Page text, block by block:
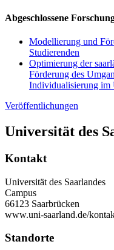
Abgeschlossene
Modellierung und
Studierenden
Optimierung der
Förderung des
Individualisierung im
Veröffentlichungen
Universität des
Kontakt
Universität des Saarlandes
Campus
66123 Saarbrücken
www.uni-saarland.de/
Standorte